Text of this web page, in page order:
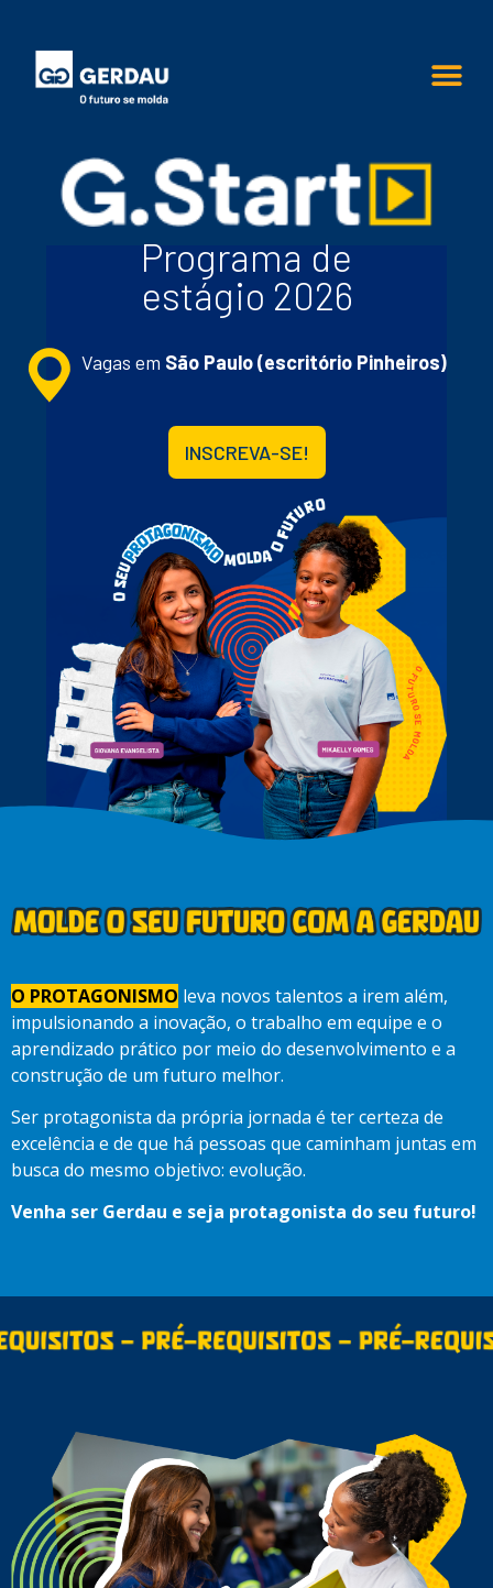
Programa de
estágio 2026
Vagas em São Paulo (escritório Pinheiros)
INSCREVA-SE!
O PROTAGONISMO leva novos talentos a irem além,
impulsionando a inovação, o trabalho em equipe e o
aprendizado prático por meio do desenvolvimento e a
construção de um futuro melhor.
Ser protagonista da própria jornada é ter certeza de
excelência e de que há pessoas que caminham juntas em
busca do mesmo objetivo: evolução.
Venha ser Gerdau e seja protagonista do seu futuro!